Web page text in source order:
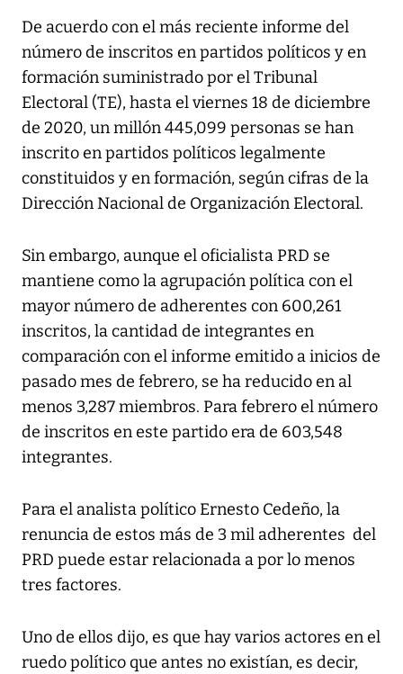
De acuerdo con el más reciente informe del
número de inscritos en partidos políticos y en
formación suministrado por el Tribunal
Electoral (TE), hasta el viernes 18 de diciembre
de 2020, un millón 445,099 personas se han
inscrito en partidos políticos legalmente
constituidos y en formación, según cifras de la
Dirección Nacional de Organización Electoral.
Sin embargo, aunque el oficialista PRD se
mantiene como la agrupación política con el
mayor número de adherentes con 600,261
inscritos, la cantidad de integrantes en
comparación con el informe emitido a inicios de
pasado mes de febrero, se ha reducido en al
menos 3,287 miembros. Para febrero el número
de inscritos en este partido era de 603,548
integrantes.
Para el analista político Ernesto Cedeño, la
renuncia de estos más de 3 mil adherentes del
PRD puede estar relacionada a por lo menos
tres factores.
Uno de ellos dijo, es que hay varios actores en el
ruedo político que antes no existían, es decir,